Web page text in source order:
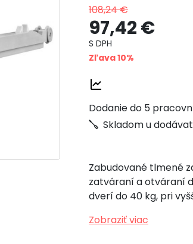
108,24 €
97,42 €
S DPH
Zľava 10%
Dodanie do 5
Skladom u
Zabudované tlmené
zatváraní a otváraní
dverí do 40 kg, pri
Zobraziť viac